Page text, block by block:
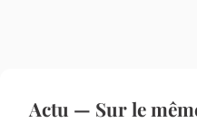
Actu — Sur le